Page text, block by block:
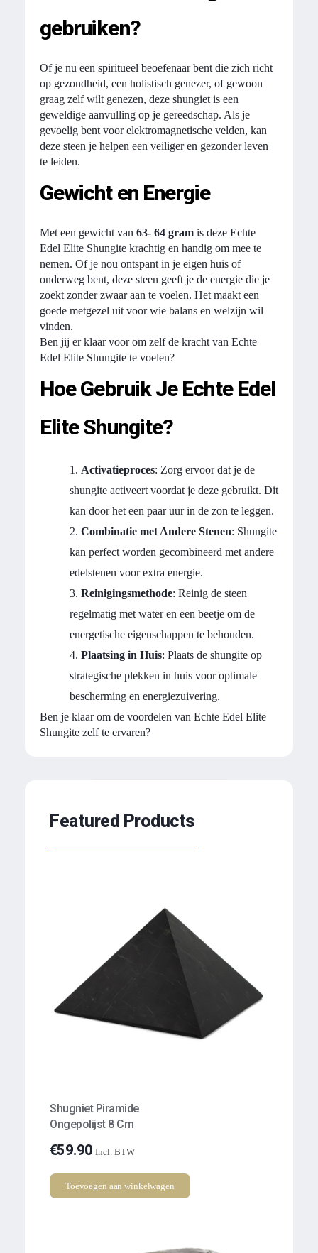
gebruiken?
Of je nu een spiritueel beoefenaar bent die zich richt
op gezondheid, een holistisch genezer, of gewoon
graag zelf wilt genezen, deze shungiet is een
geweldige aanvulling op je gereedschap. Als je
gevoelig bent voor elektromagnetische velden, kan
deze steen je helpen een veiliger en gezonder leven
te leiden.
Gewicht en Energie
Met een gewicht van 63- 64 gramis deze Echte
Edel Elite Shungite krachtig en handig om mee te
nemen. Of je nou ontspant in je eigen huis of
onderweg bent, deze steen geeft je de energie die je
zoekt zonder zwaar aan te voelen. Het maakt een
goede metgezel uit voor wie balans en welzijn wil
vinden.
Ben jij er klaar voor om zelf de kracht van Echte
Edel Elite Shungite te voelen?
Hoe Gebruik Je Echte Edel
Elite Shungite?
Activatieproces: Zorg ervoor dat je de
shungite activeert voordat je deze gebruikt. Dit
kan door het een paar uur in de zon te leggen.
Combinatie met Andere Stenen: Shungite
kan perfect worden gecombineerd met andere
edelstenen voor extra energie.
Reinigingsmethode: Reinig de steen
regelmatig met water en een beetje om de
energetische eigenschappen te behouden.
Plaatsing in Huis: Plaats de shungite op
strategische plekken in huis voor optimale
bescherming en energiezuivering.
Ben je klaar om de voordelen van Echte Edel Elite
Shungite zelf te ervaren?
Featured Products
Shugniet Piramide
Ongepolijst 8 Cm
€59.90 Incl. BTW
Toevoegen aan winkelwagen